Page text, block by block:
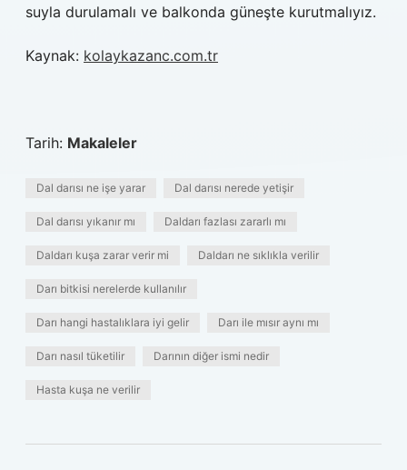
suyla durulamalı ve balkonda güneşte kurutmalıyız.
Kaynak: kolaykazanc.com.tr
Tarih: Makaleler
Dal darısı ne işe yarar Dal darısı nerede yetişir
Dal darısı yıkanır mı Daldarı fazlası zararlı mı
Daldarı kuşa zarar verir mi Daldarı ne sıklıkla verilir
Darı bitkisi nerelerde kullanılır
Darı hangi hastalıklara iyi gelir Darı ile mısır aynı mı
Darı nasıl tüketilir Darının diğer ismi nedir
Hasta kuşa ne verilir